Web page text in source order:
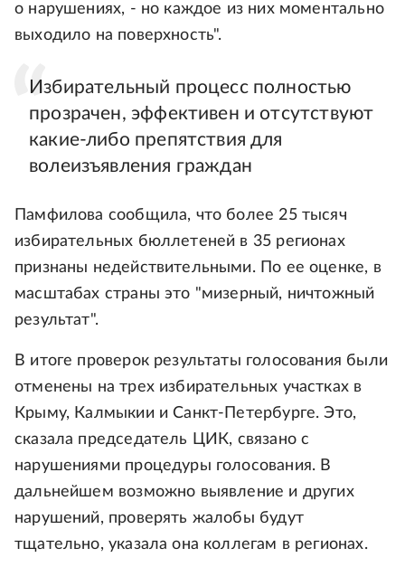
о нарушениях, - но каждое из них моментально
выходило на поверхность".
Избирательный процесс полностью
прозрачен, эффективен и отсутствуют
какие-либо препятствия для
волеизъявления граждан
Памфилова сообщила, что более 25 тысяч
избирательных бюллетеней в 35 регионах
признаны недействительными. По ее оценке, в
масштабах страны это "мизерный, ничтожный
результат".
В итоге проверок результаты голосования были
отменены на трех избирательных участках в
Крыму, Калмыкии и Санкт-Петербурге. Это,
сказала председатель ЦИК, связано с
нарушениями процедуры голосования. В
дальнейшем возможно выявление и других
нарушений, проверять жалобы будут
тщательно, указала она коллегам в регионах.